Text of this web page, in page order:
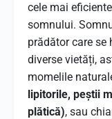
cele mai
somnului.
prădător care se
diverse vietăți,
momelile
lipitorile, peștii
plătică), sau